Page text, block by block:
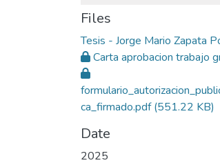
Files
Tesis - Jorge Mario Zapata
Carta aprobacion trabajo
ca_firmado.pdf(551.22 KB)
Date
2025